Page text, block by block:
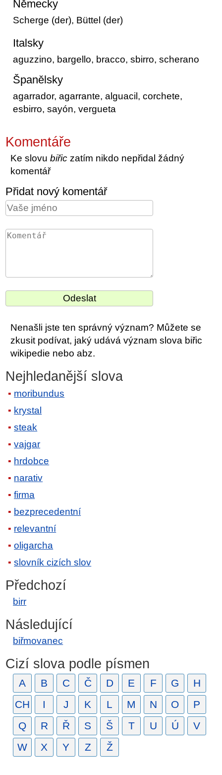
Německy
Scherge (der), Büttel (der)
Italsky
aguzzino, bargello, bracco, sbirro, scherano
Španělsky
agarrador, agarrante, alguacil, corchete,
esbirro, sayón, vergueta
Komentáře
Ke slovubiřic zatím nikdo nepřidal žádný
komentář
Přidat nový komentář
Nenašli jste ten správný význam? Můžete se
zkusit podívat, jaký udává význam slova biřic
wikipedie nebo abz.
Nejhledanější slova
moribundus
krystal
steak
vajgar
hrdobce
narativ
firma
bezprecedentní
relevantní
oligarcha
slovník cizích slov
Předchozí
birr
Následující
biřmovanec
Cizí slova podle písmen
A B C Č D E F G
H
CH
I J K L M N O
P
Q
R Ř S Š T U Ú
V
W
X Y Z Ž